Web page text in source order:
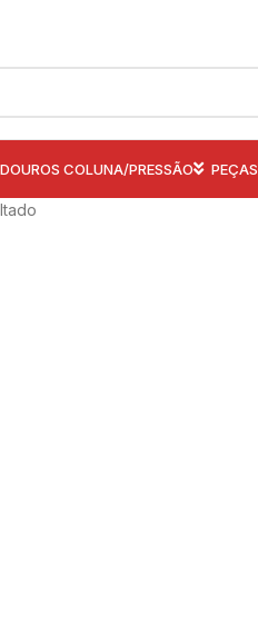
COLUNA/PRESSÃO PEÇAS